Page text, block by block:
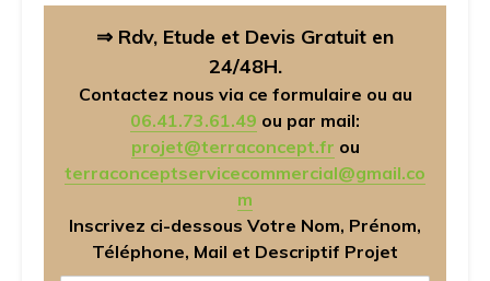
⇒ Rdv, Etude et Devis Gratuit en
24/48H.
Contactez nous via ce formulaire ou au
06.41.73.61.49 ou par mail:
projet@terraconcept.fr ou
terraconceptservicecommercial@gmail.co
m
Inscrivez ci-dessous Votre Nom, Prénom,
Téléphone, Mail et Descriptif Projet